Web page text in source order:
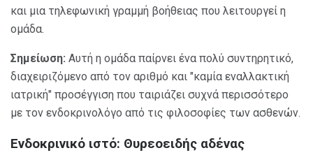
και μια τηλεφωνική γραμμή βοήθειας που λειτουργεί η
ομάδα.
Σημείωση: Αυτή η ομάδα παίρνει ένα πολύ συντηρητικό,
διαχειριζόμενο από τον αριθμό και "καμία εναλλακτική
ιατρική" προσέγγιση που ταιριάζει συχνά περισσότερο
με τον ενδοκρινολόγο από τις φιλοσοφίες των ασθενών.
Ενδοκρινικό ιστό: Θυρεοειδής αδένας